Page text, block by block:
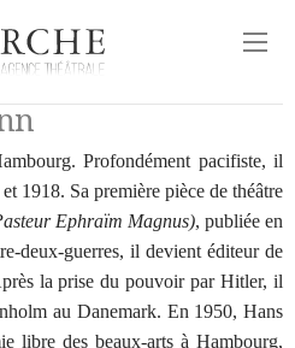
Profondément pacifiste, il
1918. Sa première pièce de théâtre
Ephraïm Magnus), publiée en
deux-guerres, il devient éditeur de
la prise du pouvoir par Hitler, il
au Danemark. En 1950, Hans
libre des beaux-arts à Hambourg,